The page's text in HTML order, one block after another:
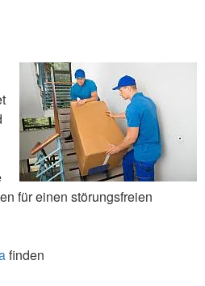
für einen störungsfreien
finden